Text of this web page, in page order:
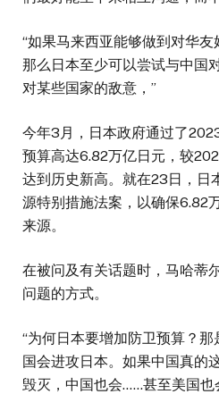
“如果马来西亚能够做到对华友
那么日本至少可以尝试与中国
对某些国家的敌意，”
今年3月，日本政府通过了
预算高达6.82万亿日元，较
达到历史新高。就在23日，日
源特别措施法案，以确保6.82
来源。
在被问及有关话题时，马哈蒂
问题的方式。
“为何日本要增加防卫预算？
国会进攻日本。如果中国真的
毁灭，中国也会……甚至美国也